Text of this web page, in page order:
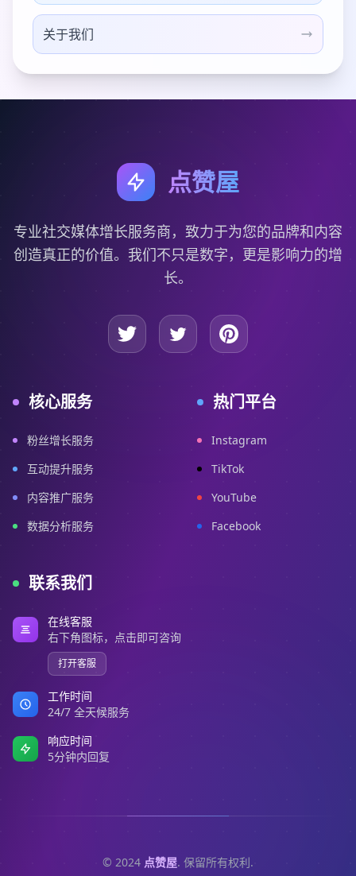
关于我们
点赞屋
专业社交媒体增长服务商，致力于为您的品牌和内容
创造真正的价值。我们不只是数字，更是影响力的增
长。
核心服务
粉丝增长服务
互动提升服务
内容推广服务
数据分析服务
热门平台
Instagram
TikTok
YouTube
Facebook
联系我们
在线客服
右下角图标，点击即可咨询
打开客服
工作时间
24/7 全天候服务
响应时间
5分钟内回复
© 2024 点赞屋. 保留所有权利.